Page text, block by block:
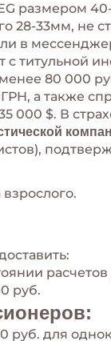
размером
28-33мм, не
в
с титульной
менее 80 000
а также
000 $. В
руб.
руб. для